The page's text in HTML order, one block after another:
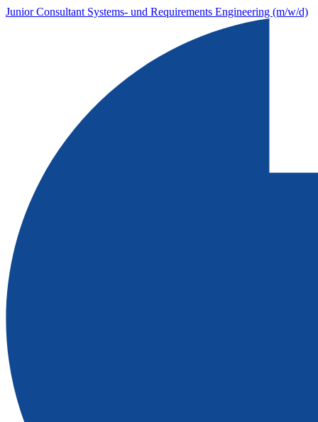
Junior Consultant Systems- und Requirements Engineering (m/w/d)